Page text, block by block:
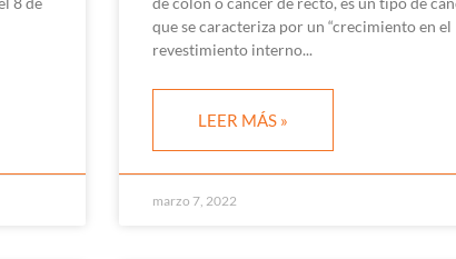
que se caracteriza por un “crecimiento en el
revestimiento interno
LEER MÁS »
marzo 7, 2022